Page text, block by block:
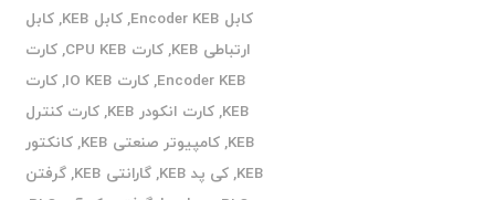
کابل Encoder KEB
,کابل KEB ,کابل
ارتباطی KEB
,کارت CPU KEB ,کارت
Encoder KEB
,کارت IO KEB ,کارت
KEB
,کارت انکودر KEB ,کارت کنترل
KEB
,کامپیوتر صنعتی KEB ,کانکتور
KEB
,کی پد KEB ,گارانتی KEB ,گرفتن